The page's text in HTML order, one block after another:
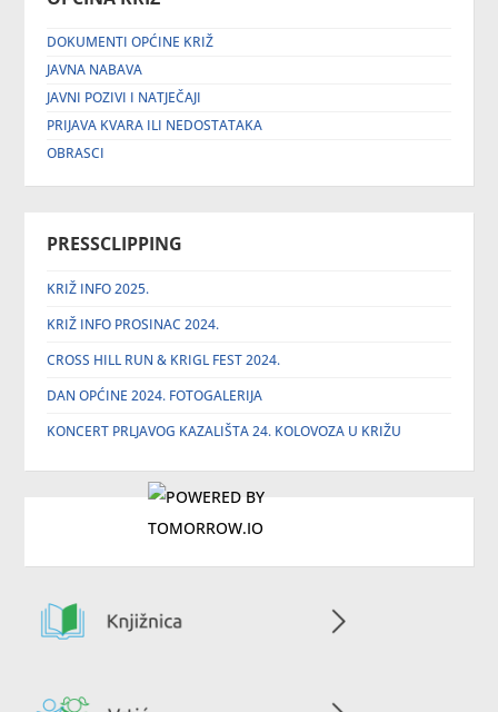
DOKUMENTI OPĆINE KRIŽ
JAVNA NABAVA
JAVNI POZIVI I NATJEČAJI
PRIJAVA KVARA ILI NEDOSTATAKA
OBRASCI
PRESSCLIPPING
KRIŽ INFO 2025.
KRIŽ INFO PROSINAC 2024.
CROSS HILL RUN & KRIGL FEST 2024.
DAN OPĆINE 2024. FOTOGALERIJA
KONCERT PRLJAVOG KAZALIŠTA 24. KOLOVOZA U KRIŽU